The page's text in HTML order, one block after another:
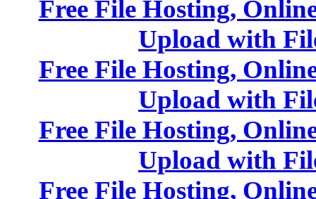
Free File
Free File
Free File
Free File